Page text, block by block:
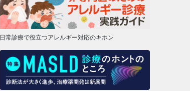
日常診療で役立つアレルギー対応のキホン